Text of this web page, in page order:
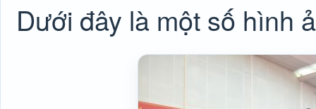
Dưới đây là một số hình